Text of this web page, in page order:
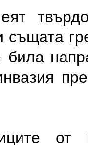
била
от